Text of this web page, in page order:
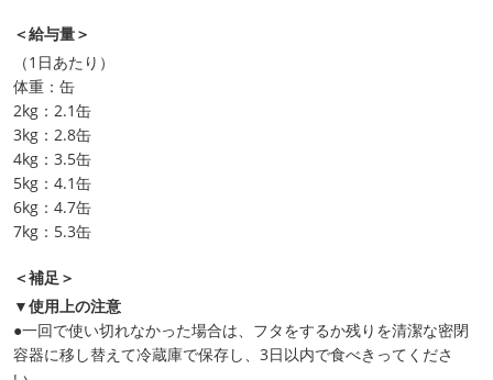
＜給与量＞
（1日あたり）
体重：缶
2kg：2.1缶
3kg：2.8缶
4kg：3.5缶
5kg：4.1缶
6kg：4.7缶
7kg：5.3缶
＜補足＞
▼使用上の注意
●一回で使い切れなかった場合は、フタをするか残りを清潔な密閉
容器に移し替えて冷蔵庫で保存し、3日以内で食べきってくださ